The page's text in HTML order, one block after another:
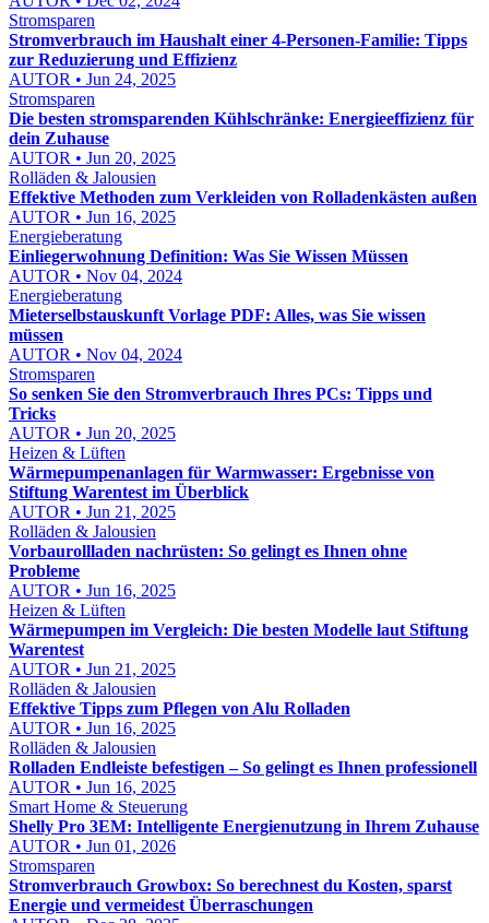
Stromsparen
Stromverbrauch im Haushalt einer 4-Personen-Familie: Tipps
zur Reduzierung und Effizienz
AUTOR • Jun 24, 2025
Stromsparen
Die besten stromsparenden Kühlschränke: Energieeffizienz für
dein Zuhause
AUTOR • Jun 20, 2025
Rolläden & Jalousien
Effektive Methoden zum Verkleiden von Rolladenkästen außen
AUTOR • Jun 16, 2025
Energieberatung
Einliegerwohnung Definition: Was Sie Wissen Müssen
AUTOR • Nov 04, 2024
Energieberatung
Mieterselbstauskunft Vorlage PDF: Alles, was Sie wissen
müssen
AUTOR • Nov 04, 2024
Stromsparen
So senken Sie den Stromverbrauch Ihres PCs: Tipps und
Tricks
AUTOR • Jun 20, 2025
Heizen & Lüften
Wärmepumpenanlagen für Warmwasser: Ergebnisse von
Stiftung Warentest im Überblick
AUTOR • Jun 21, 2025
Rolläden & Jalousien
Vorbaurollladen nachrüsten: So gelingt es Ihnen ohne
Probleme
AUTOR • Jun 16, 2025
Heizen & Lüften
Wärmepumpen im Vergleich: Die besten Modelle laut Stiftung
Warentest
AUTOR • Jun 21, 2025
Rolläden & Jalousien
Effektive Tipps zum Pflegen von Alu Rolladen
AUTOR • Jun 16, 2025
Rolläden & Jalousien
Rolladen Endleiste befestigen – So gelingt es Ihnen professionell
AUTOR • Jun 16, 2025
Smart Home & Steuerung
Shelly Pro 3EM: Intelligente Energienutzung in Ihrem Zuhause
AUTOR • Jun 01, 2026
Stromsparen
Stromverbrauch Growbox: So berechnest du Kosten, sparst
Energie und vermeidest Überraschungen